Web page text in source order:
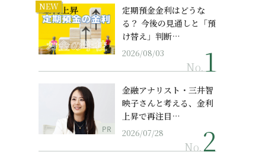
NEW
定期預金金利はどうな
る？ 今後の見通しと「預
け替え」判断…
2026/08/03
No.
PR
金融アナリスト・三井智
映子さんと考える、金利
上昇で再注目…
2026/07/28
No.